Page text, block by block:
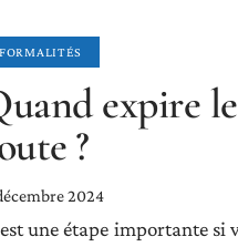
FORMALITÉS
expire
?
2024
une étape importante